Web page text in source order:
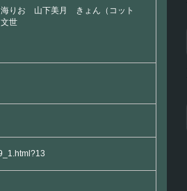
お 山下美月 きょん（コット
世